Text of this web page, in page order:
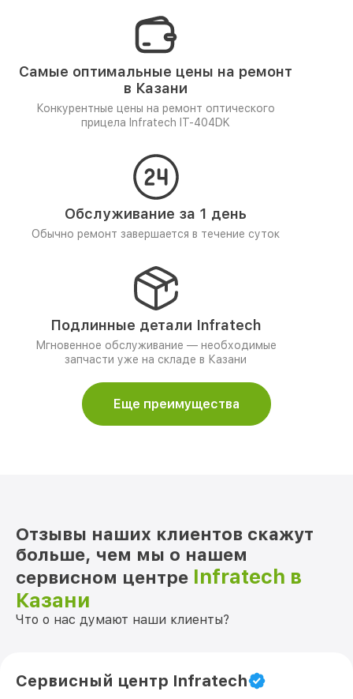
Самые оптимальные цены на ремонт
в Казани
Конкурентные цены на ремонт оптического
прицела Infratech IT-404DK
Обслуживание за 1 день
Обычно ремонт завершается в течение суток
Подлинные детали Infratech
Мгновенное обслуживание — необходимые
запчасти уже на складе в Казани
Еще преимущества
Отзывы наших клиентов скажут
больше, чем мы о нашем
сервисном центре Infratech в
Казани
Что о нас думают наши клиенты?
Сервисный центр Infratech